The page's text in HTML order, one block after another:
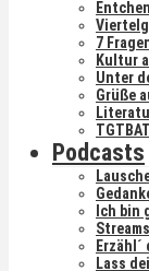
7
Kultur
Unter
Grüße
Podcasts
Ich bin
Erzähl´
Lass